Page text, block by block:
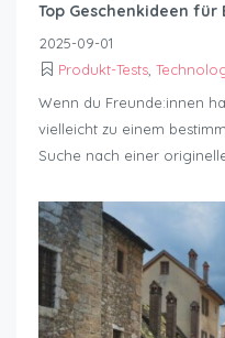
Top Geschenkideen für
2025-09-01
Produkt-Tests
Wenn du Freunde:innen
vielleicht zu einem
Suche nach einer